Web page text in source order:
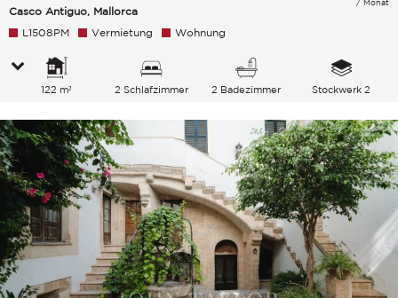
Casco Antiguo, Mallorca
/ Monat
L1508PM Vermietung Wohnung
122 m² 2 Schlafzimmer 2 Badezimmer Stockwerk 2